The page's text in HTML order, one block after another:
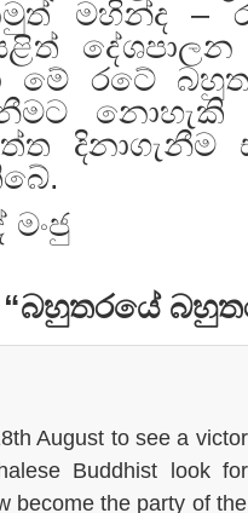
මහින්ද –
මේ රටේ
දිනාගැනීම
මංජු
“බහුතරයේ
August to see a
Buddhist look
become the party of